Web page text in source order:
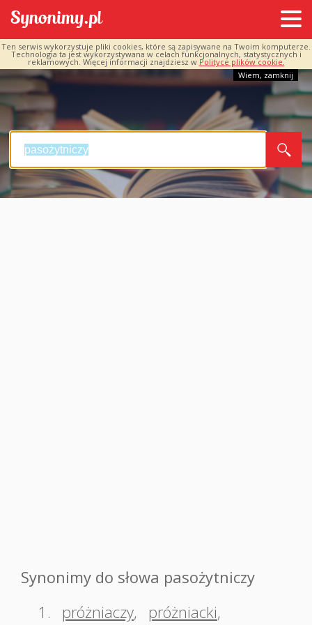
Ten serwis wykorzystuje pliki cookies, które są zapisywane na Twoim komputerze.
Technologia ta jest wykorzystywana w celach funkcjonalnych, statystycznych i
reklamowych. Więcej informacji znajdziesz w Polityce plików cookie.
Wiem, zamknij
Synonimy do słowa pasożytniczy
1.
próżniaczy, próżniacki,